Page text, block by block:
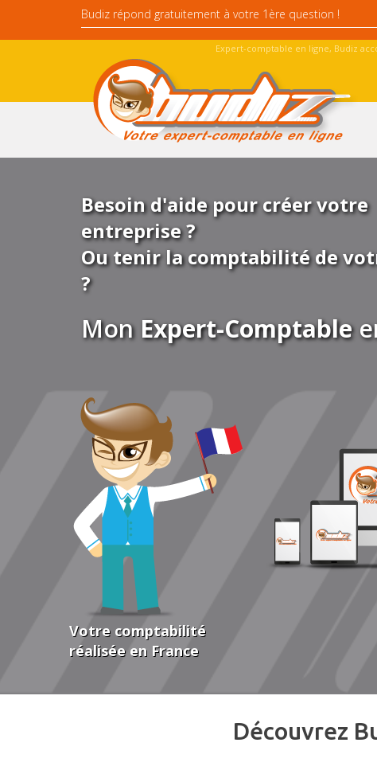
Expert-comptable en ligne, Budiz
Besoin d'aide pour créer votre
entreprise ?
Ou tenir la comptabilité de
?
Mon Expert-Comptable
Votre comptabilité
réalisée en France
Découvrez